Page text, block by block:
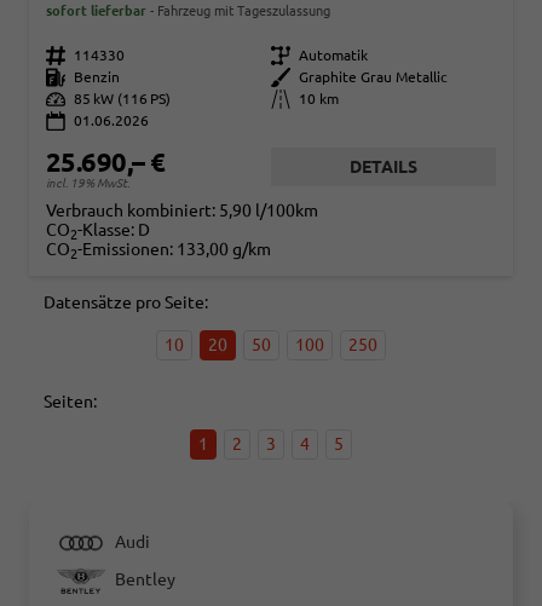
sofort lieferbar Fahrzeug mit Tageszulassung
Fahrzeugnr. 114330 Getriebe Automatik
Kraftstoff
Benzin Außenfarbe
Graphite Grau Metallic
Leistung 85 kW (116 PS) Kilometerstand
10 km
01.06.2026
25.690,– €
incl. 19% MwSt.
DETAILS
Verbrauch kombiniert: 5,90 l/100km
CO2-Klasse: D
CO2-Emissionen: 133,00 g/km
Datensätze pro Seite:
10 20 50 100 250
Seiten:
1 2 3 4 5
Audi
Bentley